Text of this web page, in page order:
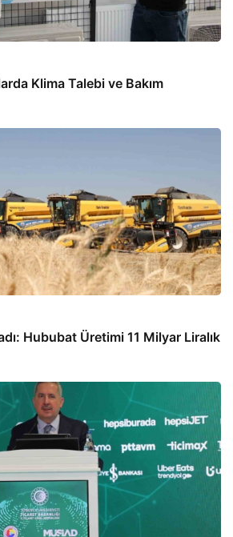
Klima Talebi ve Bakım
Hububat Üretimi 11 Milyar Liralık